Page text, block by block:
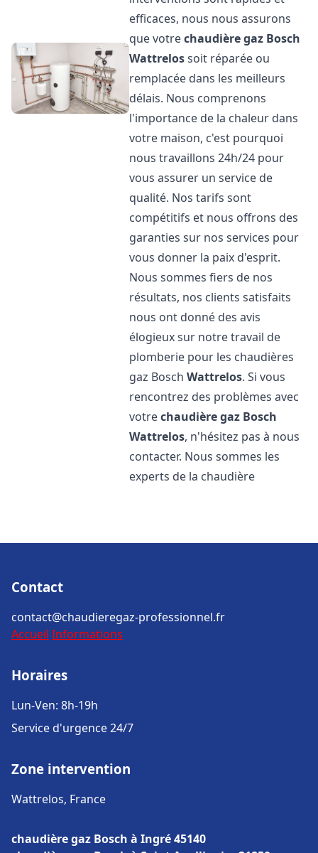
efficaces, nous nous assurons
que votrechaudière gaz Bosch
Wattrelossoit réparée ou
remplacée dans les meilleurs
délais. Nous comprenons
l'importance de la chaleur dans
votre maison, c'est pourquoi
nous travaillons 24h/24 pour
vous assurer un service de
qualité. Nos tarifs sont
compétitifs et nous offrons des
garanties sur nos services pour
vous donner la paix d'esprit.
Nous sommes fiers de nos
résultats, nos clients satisfaits
nous ont donné des avis
élogieux sur notre travail de
plomberie pour les chaudières
gaz BoschWattrelos. Si vous
rencontrez des problèmes avec
votrechaudière gaz Bosch
Wattrelos, n'hésitez pas à nous
contacter. Nous sommes les
experts de la chaudière
Contact
contact@chaudieregaz-professionnel.fr
Accueil Informations
Horaires
Lun-Ven: 8h-19h
Service d'urgence 24/7
Zone intervention
Wattrelos, France
chaudière gaz Bosch à Ingré 45140